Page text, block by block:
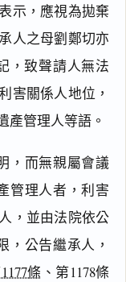
示，應視為拋棄
人之母劉鄭切亦
，致聲請人無法
害關係人地位，
產管理人等語。
，而無親屬會議
管理人者，利害
，並由法院依公
，公告繼承人，
條 、第1178條